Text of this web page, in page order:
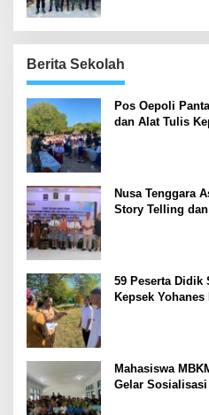
Berita Sekolah
Pos Oepoli
dan Alat Tulis
Nusa Tenggara
Story Telling
59 Peserta Didik
Kepsek
Mahasiswa
Gelar